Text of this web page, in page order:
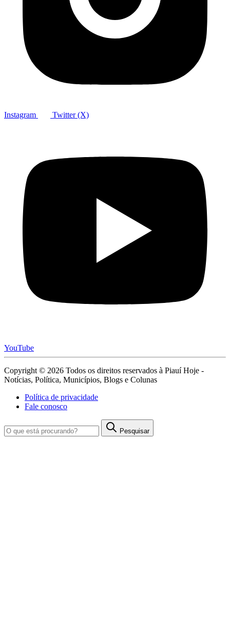
Instagram Twitter (X)
YouTube
Copyright © 2026 Todos os direitos reservados à Piauí Hoje -
Notícias, Política, Municípios, Blogs e Colunas
Política de privacidade
Fale conosco
Pesquisar